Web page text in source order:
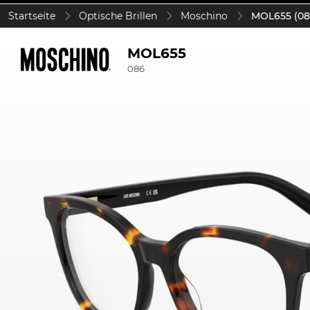
Startseite Optische Brillen Moschino MOL655
MOL655
086